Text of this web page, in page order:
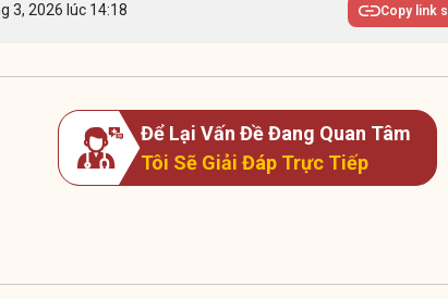
3, 2026 lúc 14:18 Copy link
Để Lại Vấn Đề Đang Quan Tâm
Tôi Sẽ Giải Đáp Trực Tiếp